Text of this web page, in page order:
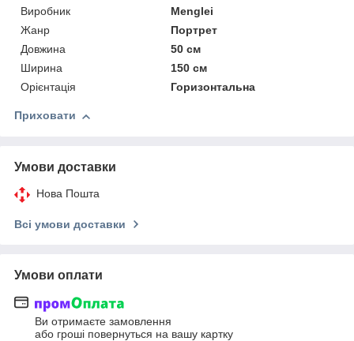
Виробник
Menglei
Жанр
Портрет
Довжина
50 см
Ширина
150 см
Орієнтація
Горизонтальна
Приховати
Умови доставки
Нова Пошта
Всі умови доставки
Умови оплати
Ви отримаєте замовлення
або гроші повернуться на вашу картку